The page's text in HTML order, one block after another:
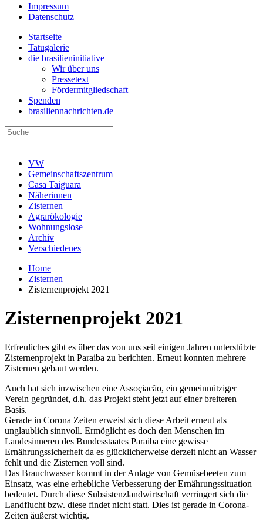
Impressum
Datenschutz
Startseite
Tatugalerie
die brasilieninitiative
Wir über uns
Pressetext
Fördermitgliedschaft
Spenden
brasiliennachrichten.de
VW
Gemeinschaftszentrum
Casa Taiguara
Näherinnen
Zisternen
Agrarökologie
Wohnungslose
Archiv
Verschiedenes
Home
Zisternen
Zisternenprojekt 2021
Zisternenprojekt 2021
Erfreuliches gibt es über das von uns seit einigen Jahren unterstützte
Zisternenprojekt in Paraiba zu berichten. Erneut konnten mehrere
Zisternen gebaut werden.
Auch hat sich inzwischen eine Assoçiacão, ein gemeinnütziger
Verein gegründet, d.h. das Projekt steht jetzt auf einer breiteren
Basis.
Gerade in Corona Zeiten erweist sich diese Arbeit erneut als
unglaublich sinnvoll. Ermöglicht es doch den Menschen im
Landesinneren des Bundesstaates Paraiba eine gewisse
Ernährungssicherheit da es glücklicherweise derzeit nicht an Wasser
fehlt und die Zisternen voll sind.
Das Brauchwasser kommt in der Anlage von Gemüsebeeten zum
Einsatz, was eine erhebliche Verbesserung der Ernährungssituation
bedeutet. Durch diese Subsistenzlandwirtschaft verringert sich die
Landflucht bzw. diese findet nicht statt. Dies ist gerade in Corona-
Zeiten äußerst wichtig.